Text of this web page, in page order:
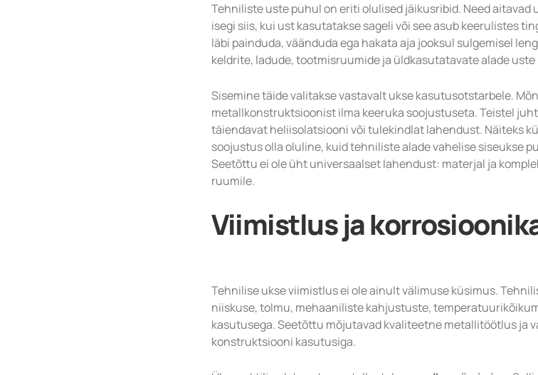
Tehniliste uste puhul on eriti olulised jäikusribid. Need
isegi siis, kui ust kasutatakse sageli või see asub keerulistes
läbi painduda, väänduda ega hakata aja jooksul sulgemisel
keldrite, ladude, tootmisruumide ja üldkasutatavate alade uste
Sisemine täide valitakse vastavalt ukse kasutusotstarbele.
metallkonstruktsioonist ilma keeruka soojustuseta. Teistel
täiendavat heliisolatsiooni või tulekindlat lahendust. Näiteks
soojustus olla oluline, kuid tehniliste alade vahelise siseukse
Seetõttu ei ole üht universaalset lahendust: materjal ja
ruumile.
Viimistlus ja
Tehnilise ukse viimistlus ei ole ainult välimuse küsimus.
niiskuse, tolmu, mehaaniliste kahjustuste,
kasutusega. Seetõttu mõjutavad kvaliteetne metallitöötlus ja
konstruktsiooni kasutusiga.